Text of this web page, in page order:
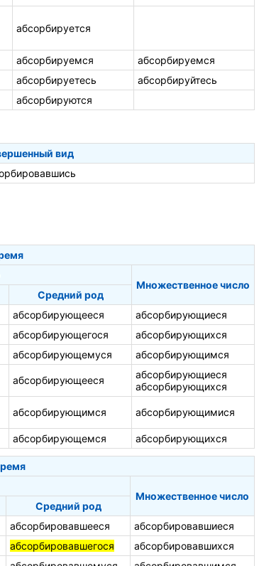
абсорбируется
абсорбируемся
абсорбируемся
абсорбируетесь
абсорбируйтесь
абсорбируются
вид
Множественное число
Средний род
абсорбирующееся
абсорбирующиеся
абсорбирующегося
абсорбирующихся
абсорбирующемуся абсорбирующимся
абсорбирующееся
абсорбирующиеся
абсорбирующихся
абсорбирующимся абсорбирующимися
абсорбирующемся абсорбирующихся
Множественное число
Средний род
абсорбировавшееся
абсорбировавшиеся
абсорбировавшегося
абсорбировавшихся